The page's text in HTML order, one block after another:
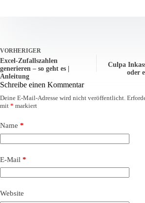
VORHERIGER
Excel-Zufallszahlen
generieren – so geht es |
Anleitung
Culpa
oder
Schreibe einen Kommentar
Deine E-Mail-Adresse wird nicht veröffentlicht.
mit * markiert
Name *
E-Mail *
Website